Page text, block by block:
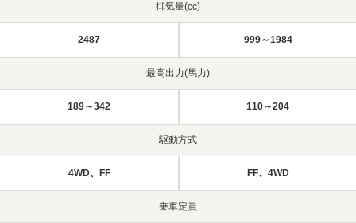
排気量(cc)
2487 999～1984
最高出力(馬力)
189～342 110～204
駆動方式
4WD、FF FF、4WD
乗車定員